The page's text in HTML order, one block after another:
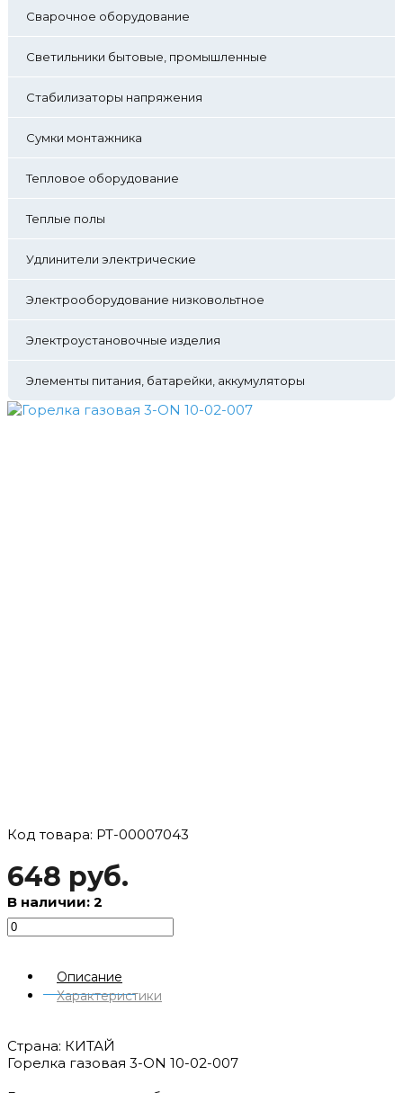
Сварочное оборудование
Светильники бытовые, промышленные
Стабилизаторы напряжения
Сумки монтажника
Тепловое оборудование
Теплые полы
Удлинители электрические
Электрооборудование низковольтное
Электроустановочные изделия
Элементы питания, батарейки, аккумуляторы
Код товара: РТ-00007043
648 руб.
В наличии: 2
Описание
Характеристики
Страна: КИТАЙ
Горелка газовая 3-ON 10-02-007